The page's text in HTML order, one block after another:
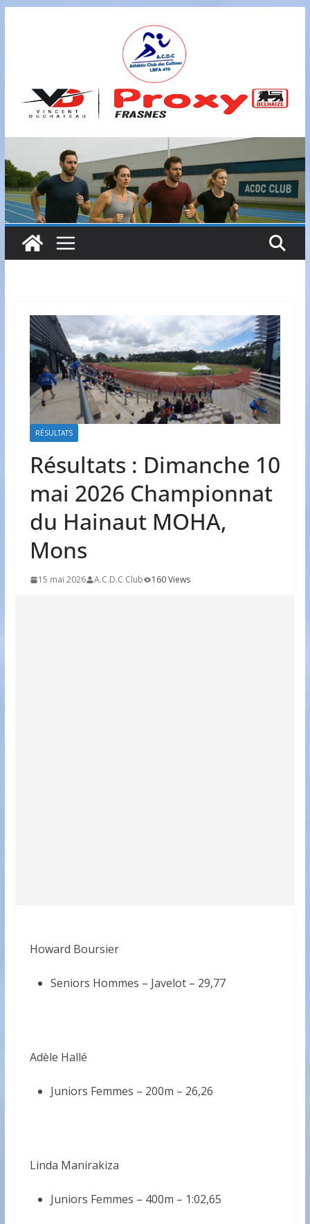
A
S
B
L
B
F
A
7
RÉSULTATS
Résultats : Dimanche 10
mai 2026 Championnat
du Hainaut MOHA,
Mons
15 mai 2026 A.C.D.C Club 160 Views
Howard Boursier
Seniors Hommes – Javelot – 29,77
Adèle Hallé
Juniors Femmes – 200m – 26,26
Linda Manirakiza
Juniors Femmes – 400m – 1:02,65